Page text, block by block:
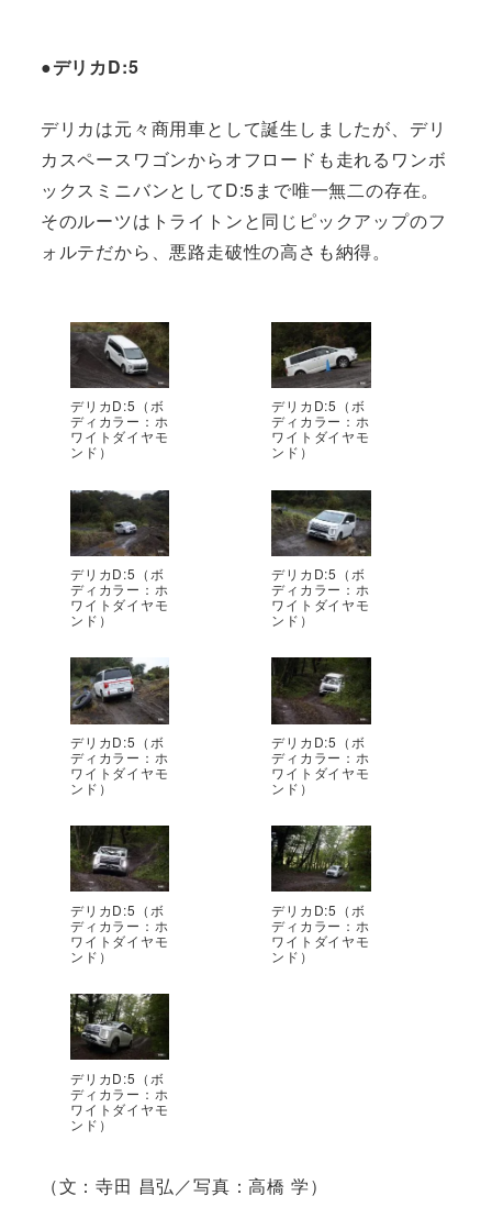
●デリカD:5
デリカは元々商用車として誕生しましたが、デリ
カスペースワゴンからオフロードも走れるワンボ
ックスミニバンとしてD:5まで唯一無二の存在。
そのルーツはトライトンと同じピックアップのフ
ォルテだから、悪路走破性の高さも納得。
デリカD:5（ボ
ディカラー：ホ
ワイトダイヤモ
ンド）
デリカD:5（ボ
ディカラー：ホ
ワイトダイヤモ
ンド）
デリカD:5（ボ
ディカラー：ホ
ワイトダイヤモ
ンド）
デリカD:5（ボ
ディカラー：ホ
ワイトダイヤモ
ンド）
デリカD:5（ボ
ディカラー：ホ
ワイトダイヤモ
ンド）
デリカD:5（ボ
ディカラー：ホ
ワイトダイヤモ
ンド）
デリカD:5（ボ
ディカラー：ホ
ワイトダイヤモ
ンド）
デリカD:5（ボ
ディカラー：ホ
ワイトダイヤモ
ンド）
デリカD:5（ボ
ディカラー：ホ
ワイトダイヤモ
ンド）
（文：寺田 昌弘／写真：高橋 学）